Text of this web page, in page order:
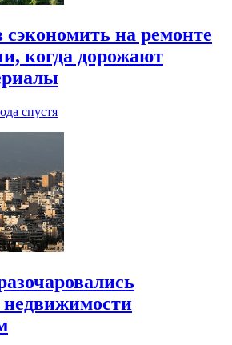
сэкономить на ремонте
когда дорожают
спустя
недвижимости